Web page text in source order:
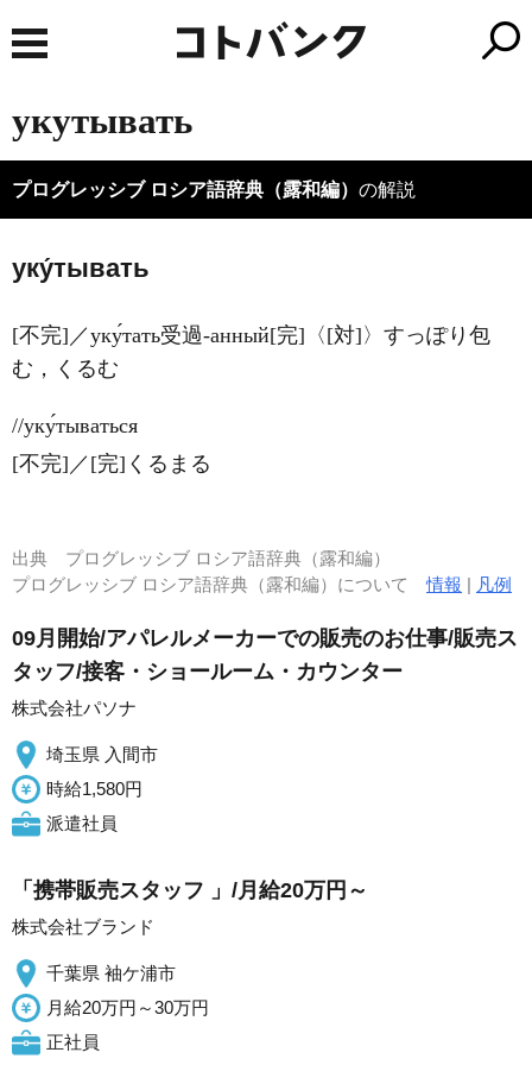
укутывать
プログレッシブ ロシア語辞典（露和編） の解説
уку́тывать
[不完]／уку́тать受過-анный[完]〈[対]〉すっぽり包
む，くるむ
//уку́тываться
[不完]／[完]くるまる
出典 プログレッシブ ロシア語辞典（露和編）
プログレッシブ ロシア語辞典（露和編）について情報 | 凡例
09月開始/アパレルメーカーでの販売のお仕事/販売ス
タッフ/接客・ショールーム・カウンター
株式会社パソナ
埼玉県 入間市
時給1,580円
派遣社員
「携帯販売スタッフ 」/月給20万円～
株式会社ブランド
千葉県 袖ケ浦市
月給20万円～30万円
正社員